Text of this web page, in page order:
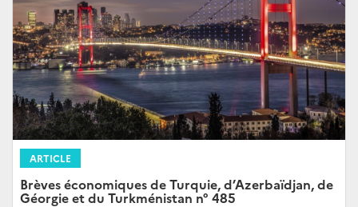
ARTICLE
Brèves économiques de Turquie, d’Azerbaïdjan, de
Géorgie et du Turkménistan n° 485